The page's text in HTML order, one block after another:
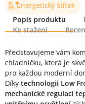
Energetický štítek
Popis produktu
Ke stažení
Popis produktu
Představujeme vám
chladničku, která je
pro každou moderní
Díky technologii Low
mechanické regulaci